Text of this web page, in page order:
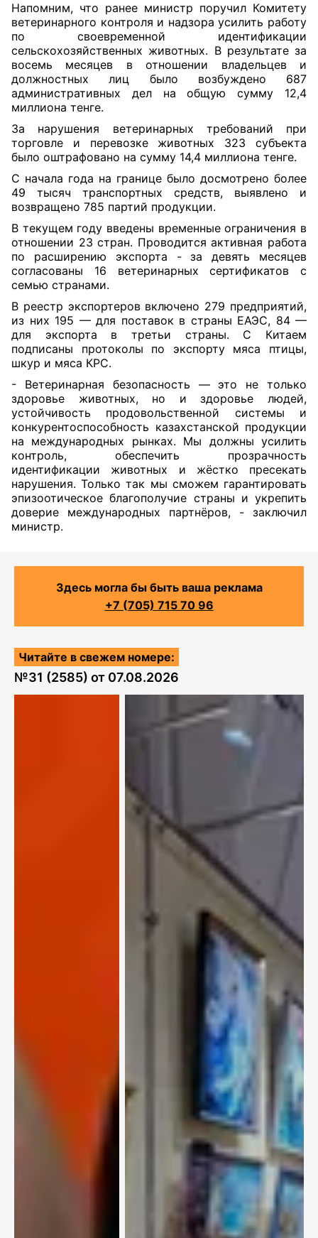
Напомним, что ранее министр поручил Комитету
ветеринарного контроля и надзора усилить работу
по своевременной идентификации
сельскохозяйственных животных. В результате за
восемь месяцев в отношении владельцев и
должностных лиц было возбуждено 687
административных дел на общую сумму 12,4
миллиона тенге.
За нарушения ветеринарных требований при
торговле и перевозке животных 323 субъекта
было оштрафовано на сумму 14,4 миллиона тенге.
С начала года на границе было досмотрено более
49 тысяч транспортных средств, выявлено и
возвращено 785 партий продукции.
В текущем году введены временные ограничения в
отношении 23 стран. Проводится активная работа
по расширению экспорта - за девять месяцев
согласованы 16 ветеринарных сертификатов с
семью странами.
В реестр экспортеров включено 279 предприятий,
из них 195 — для поставок в страны ЕАЭС, 84 —
для экспорта в третьи страны. С Китаем
подписаны протоколы по экспорту мяса птицы,
шкур и мяса КРС.
- Ветеринарная безопасность — это не только
здоровье животных, но и здоровье людей,
устойчивость продовольственной системы и
конкурентоспособность казахстанской продукции
на международных рынках. Мы должны усилить
контроль, обеспечить прозрачность
идентификации животных и жёстко пресекать
нарушения. Только так мы сможем гарантировать
эпизоотическое благополучие страны и укрепить
доверие международных партнёров, - заключил
министр.
Здесь могла бы быть ваша реклама
+7 (705) 715 70 96
Читайте в свежем номере:
№31 (2585) от 07.08.2026